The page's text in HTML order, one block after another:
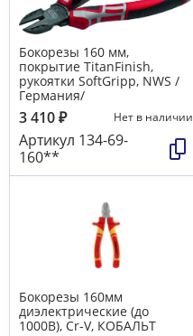
Бокорезы 160 мм,
покрытие TitanFinish,
рукоятки SoftGripp, NWS /
Германия/
3 410₽ Нет в наличии
Артикул 134-69-
160**
Бокорезы 160мм
диэлектрические (до
1000В), Cr-V, КОБАЛЬТ